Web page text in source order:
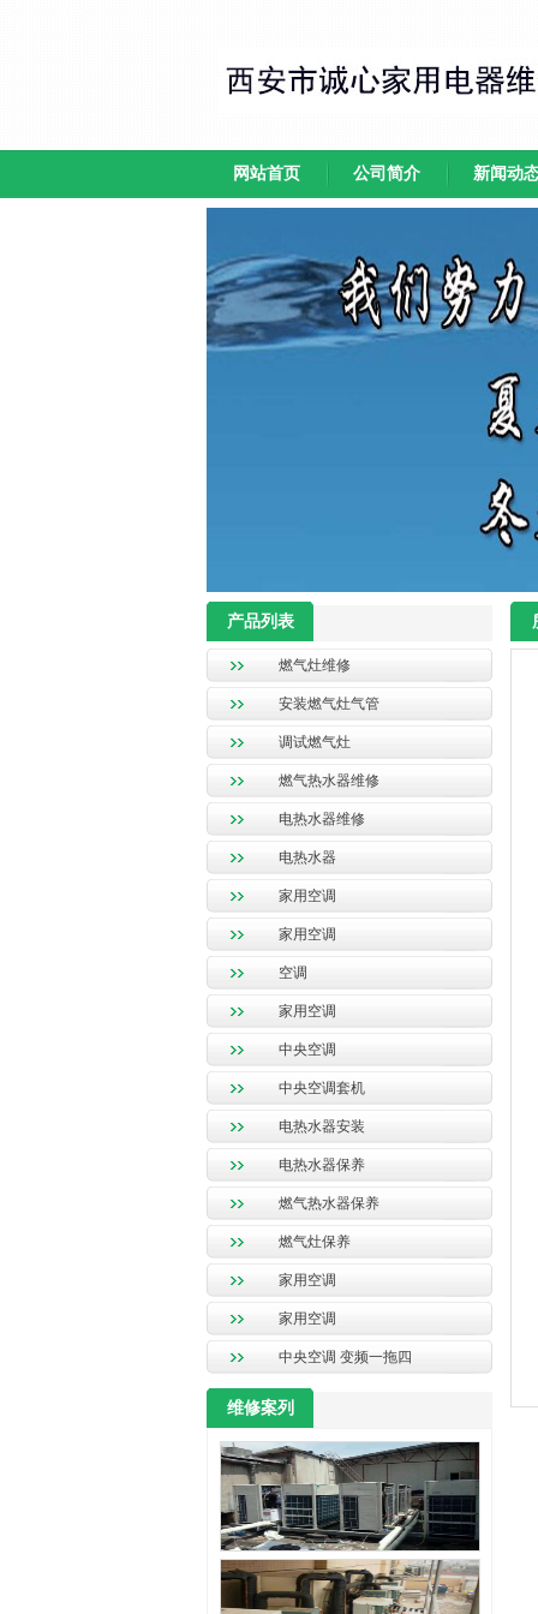
网站首页 公司简介 新闻动
产品列表
燃气灶维修
安装燃气灶气管
调试燃气灶
燃气热水器维修
电热水器维修
电热水器
家用空调
家用空调
空调
家用空调
中央空调
中央空调套机
电热水器安装
电热水器保养
燃气热水器保养
燃气灶保养
家用空调
家用空调
中央空调 变频一拖四
维修案列